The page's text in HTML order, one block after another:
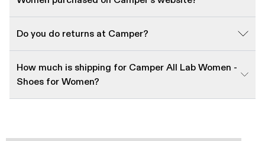
Do you do returns at Camper?
How much is shipping for Camper All Lab Women -
Shoes for Women?